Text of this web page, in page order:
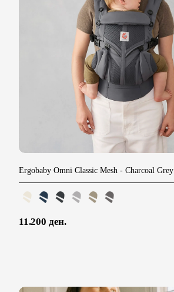
Ergobaby Omni Classic Mesh - Charcoal Grey
11.200 ден.